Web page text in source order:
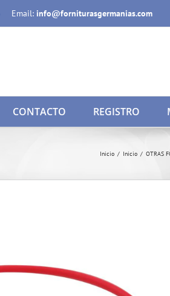
Email: info@forniturasgermanias.com
CONTACTO REGISTRO
Inicio / Inicio / OTRAS